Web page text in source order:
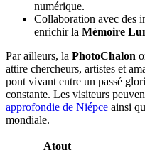
numérique.
Collaboration avec des
enrichir la Mémoire
Par ailleurs, la PhotoChalon
attire chercheurs, artistes et
pont vivant entre un passé
constante. Les visiteurs
approfondie de Niépce ainsi
mondiale.
Atout